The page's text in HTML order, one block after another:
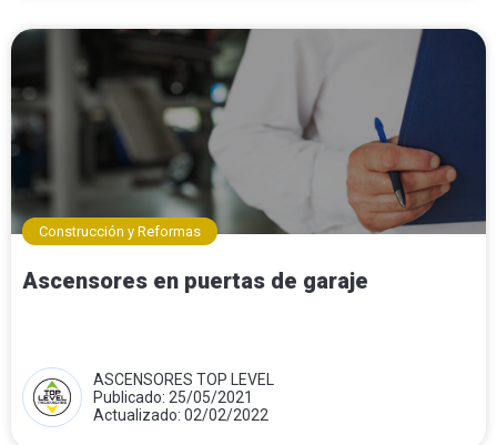
Construcción y Reformas
Ascensores en puertas de garaje
ASCENSORES TOP LEVEL
Publicado: 25/05/2021
Actualizado: 02/02/2022